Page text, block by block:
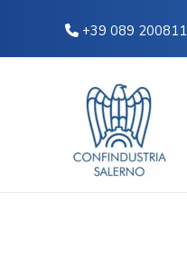
contenuto
+39 089 200811
articoli